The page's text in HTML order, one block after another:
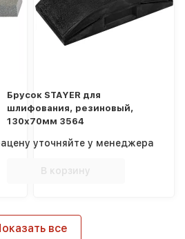
Брусок STAYER для
шлифования, резиновый,
130х70мм 3564
цену уточняйте у менеджера
В корзину
все